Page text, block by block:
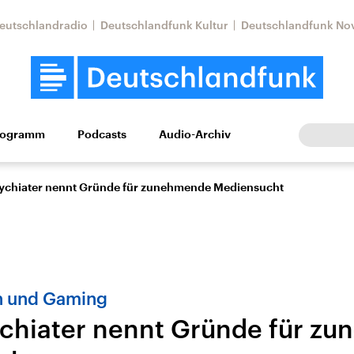
Deutschlandfunk Kultur Deutschlandfunk
Wissen Kultur Europa
Beiträge,
Nahostkonflikt
Iran
Podcasts Audio-Archiv
nennt Gründe für zunehmende Mediensucht
und Gaming
nennt Gründe für